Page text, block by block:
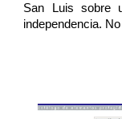
San Luis sobre
independencia.